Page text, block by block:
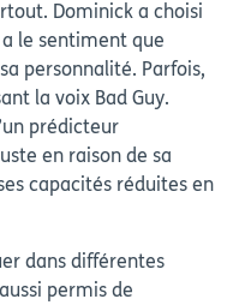
Dominick a choisi
le sentiment que
personnalité. Parfois,
la voix Bad Guy.
prédicteur
en raison de sa
capacités réduites en
dans différentes
permis de